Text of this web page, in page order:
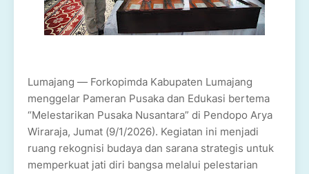
Lumajang — Forkopimda Kabupaten Lumajang
menggelar Pameran Pusaka dan Edukasi bertema
“Melestarikan Pusaka Nusantara” di Pendopo Arya
Wiraraja, Jumat (9/1/2026). Kegiatan ini menjadi
ruang rekognisi budaya dan sarana strategis untuk
memperkuat jati diri bangsa melalui pelestarian